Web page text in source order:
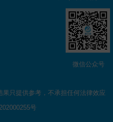
微信公众号
果只提供参考，不承担任何法律效应
号